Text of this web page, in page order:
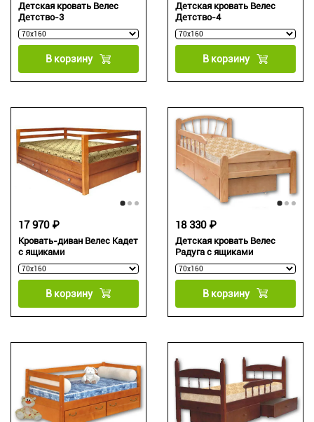
Детская кровать Велес
Детство-3
В корзину
Детская кровать Велес
Детство-4
В корзину
Кровать-диван Велес Кадет
с ящиками
17 970 ₽
В корзину
Детская кровать Велес
Радуга с ящиками
18 330 ₽
В корзину